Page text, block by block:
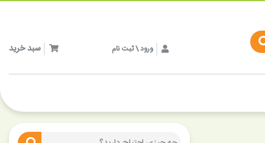
ورود \ ثبت نام سبد خرید